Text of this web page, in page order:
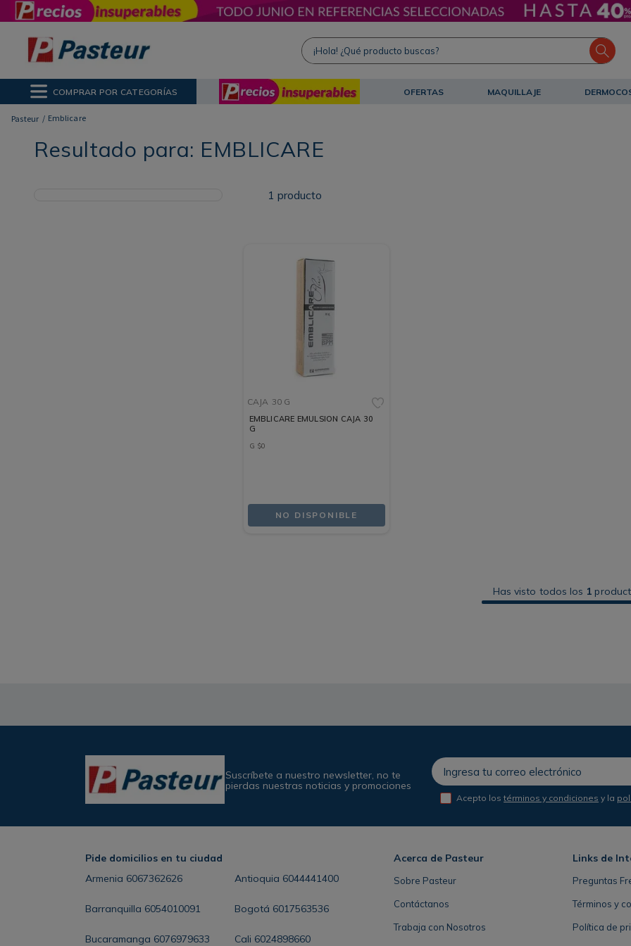
¡Hola! ¿Qué producto buscas?
COMPRAR POR CATEGORÍAS OFERTAS MAQUILLAJE
Emblicare
Resultado para: EMBLICARE
1 producto
CAJA 30 G
EMBLICARE EMULSION CAJA 30
G
G $0
NO DISPONIBLE
Has visto todos los 1
Suscríbete a nuestro newsletter, no te
pierdas nuestras noticias y promociones
Acepto lostérminos y condiciones y la
Pide domicilios en tu ciudad
Armenia 6067362626 Antioquia 6044441400
Barranquilla 6054010091 Bogotá 6017563536
Bucaramanga 6076979633 Cali 6024898660
Acerca de Pasteur
Sobre Pasteur
Contáctanos
Trabaja con Nosotros
Links de
Preguntas
Términos y
Política de
MÁS BUSCADOS
Solar